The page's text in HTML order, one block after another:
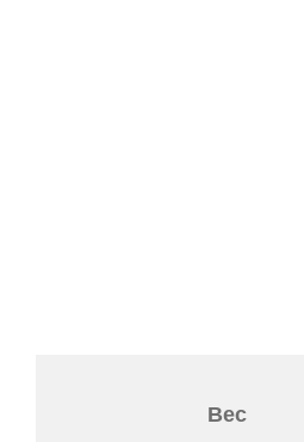
Вес